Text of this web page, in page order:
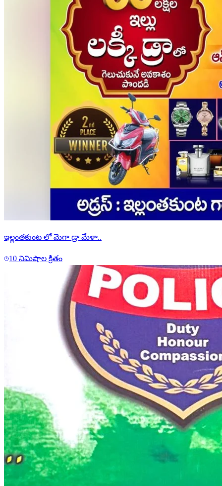
ఇల్లంతకుంట లో మెగా డ్రా మేళా..
10 నిమిషాల క్రితం